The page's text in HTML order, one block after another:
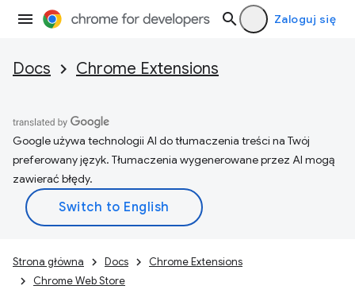
Zaloguj się
Docs Chrome Extensions
Google używa technologii AI do tłumaczenia treści na Twój
preferowany język. Tłumaczenia wygenerowane przez AI mogą
zawierać błędy.
Strona główna Docs
Chrome Extensions
Chrome Web Store